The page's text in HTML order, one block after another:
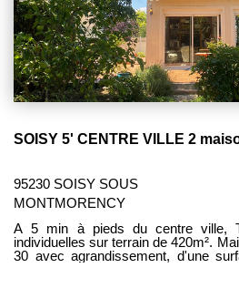
SOISY 5' CENTRE VILLE 2
95230 SOISY SOUS
MONTMORENCY
A 5 min à pieds du centre ville,
individuelles sur terrain de 420m². Maison principale des années
30 avec agrandissement, d'une